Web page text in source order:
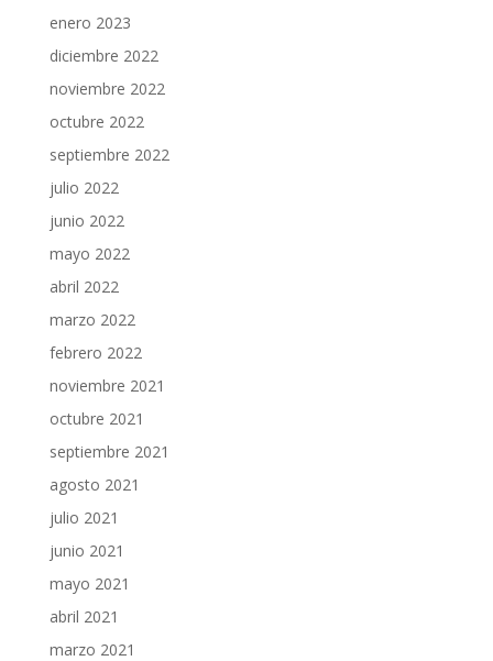
enero 2023
diciembre 2022
noviembre 2022
octubre 2022
septiembre 2022
julio 2022
junio 2022
mayo 2022
abril 2022
marzo 2022
febrero 2022
noviembre 2021
octubre 2021
septiembre 2021
agosto 2021
julio 2021
junio 2021
mayo 2021
abril 2021
marzo 2021